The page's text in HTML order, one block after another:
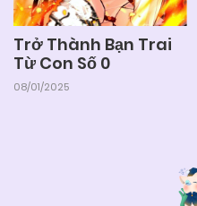
Trở Thành Bạn Trai
Từ Con Số 0
08/01/2025